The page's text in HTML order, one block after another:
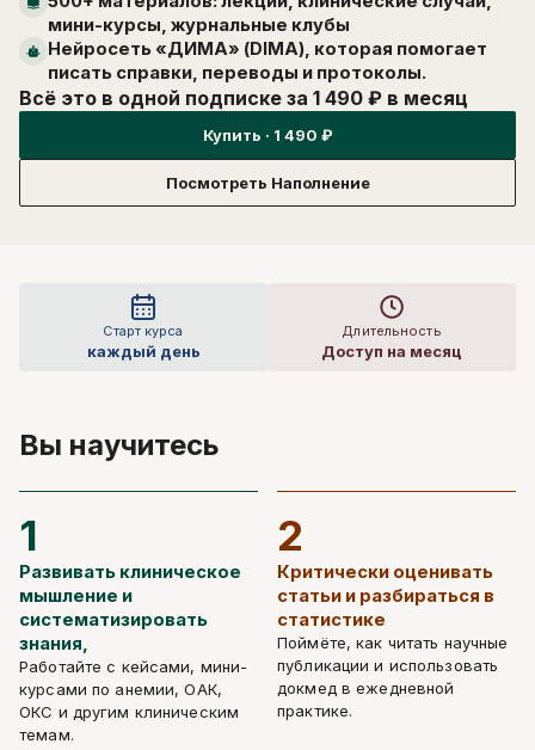
Отправить
мини-курсы, журнальные клубы
Нейросеть «ДИМА» (DIMA), которая помогает
писать справки, переводы и протоколы.
Всё это в одной подписке за 1 490 ₽ в месяц
Купить · 1 490 ₽
Посмотреть Наполнение
Старт курса
каждый день
Длительность
Доступ на месяц
Вы научитесь
1
Развивать клиническое
мышление и
систематизировать
знания,
Работайте с кейсами, мини-
курсами по анемии, ОАК,
ОКС и другим клиническим
темам.
2
Критически оценивать
статьи и разбираться в
статистике
Поймёте, как читать научные
публикации и использовать
докмед в ежедневной
практике.